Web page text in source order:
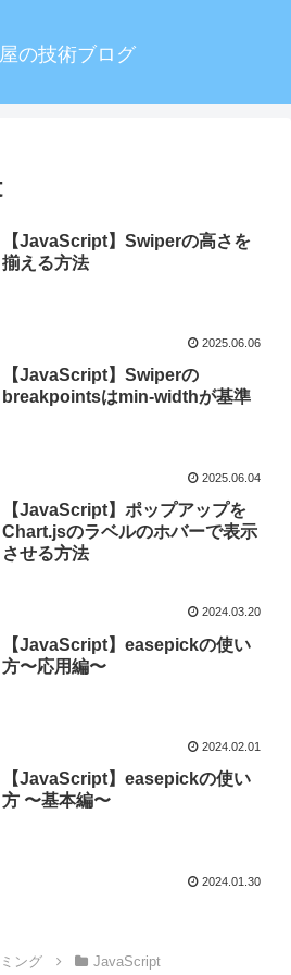
の技術ブログ
【JavaScript】Swiperの高さを
揃える方法
2025.06.06
【JavaScript】Swiperの
breakpointsはmin-widthが基準
2025.06.04
【JavaScript】ポップアップを
Chart.jsのラベルのホバーで表示
させる方法
2024.03.20
【JavaScript】easepickの使い
方〜応用編〜
2024.02.01
【JavaScript】easepickの使い
方 〜基本編〜
2024.01.30
ング JavaScript